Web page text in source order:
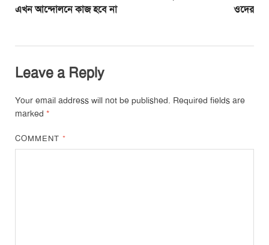
এখন আন্দোলনে কাজ হবে না
ওদের
Leave a Reply
Your email address will not be published. Required fields are
marked *
COMMENT*